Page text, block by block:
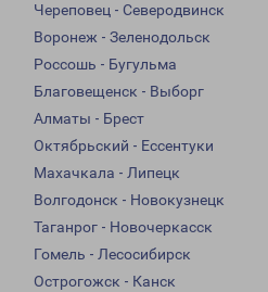
Череповец - Северодвинск
Воронеж - Зеленодольск
Россошь - Бугульма
Благовещенск - Выборг
Алматы - Брест
Октябрьский - Ессентуки
Махачкала - Липецк
Волгодонск - Новокузнецк
Таганрог - Новочеркасск
Гомель - Лесосибирск
Острогожск - Канск